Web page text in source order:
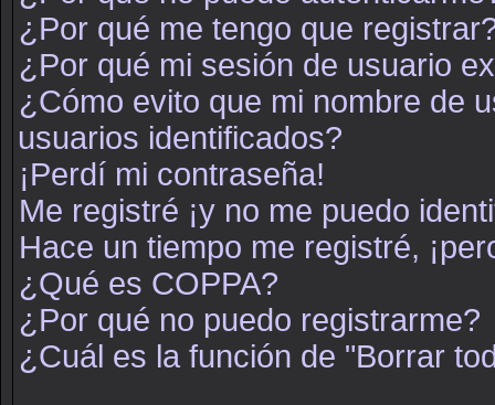
¿Por qué me tengo que
¿Por qué mi sesión de usuario
¿Cómo evito que mi nombre de
usuarios identificados?
¡Perdí mi contraseña!
Me registré ¡y no me puedo
Hace un tiempo me registré,
¿Qué es COPPA?
¿Por qué no puedo registrarme?
¿Cuál es la función de "Borrar